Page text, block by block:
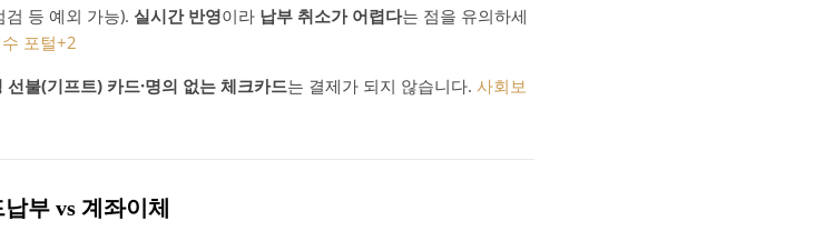
검 등 예외 가능). 실시간 반영이라 납부 취소가 어렵다는 점을 유의하세
포털+2
선불(기프트) 카드·명의 없는 체크카드는 결제가 되지 않습니다. 사회보
부 vs 계좌이체